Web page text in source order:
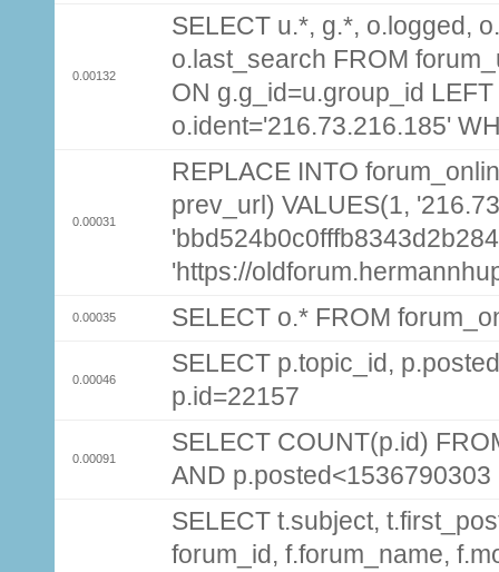
0.00132
SELECT u.*, g.*, o.logged,
o.last_search FROM
ON g.g_id=u.group_id
o.ident='216.73.216.185'
0.00031
REPLACE INTO
prev_url) VALUES(1,
'https://
0.00035 SELECT o.* FROM
0.00046
SELECT p.topic_id,
p.id=22157
0.00091
SELECT COUNT(p.id)
AND p.posted<1536790303
SELECT t.subject,
forum_id, f.forum_name,